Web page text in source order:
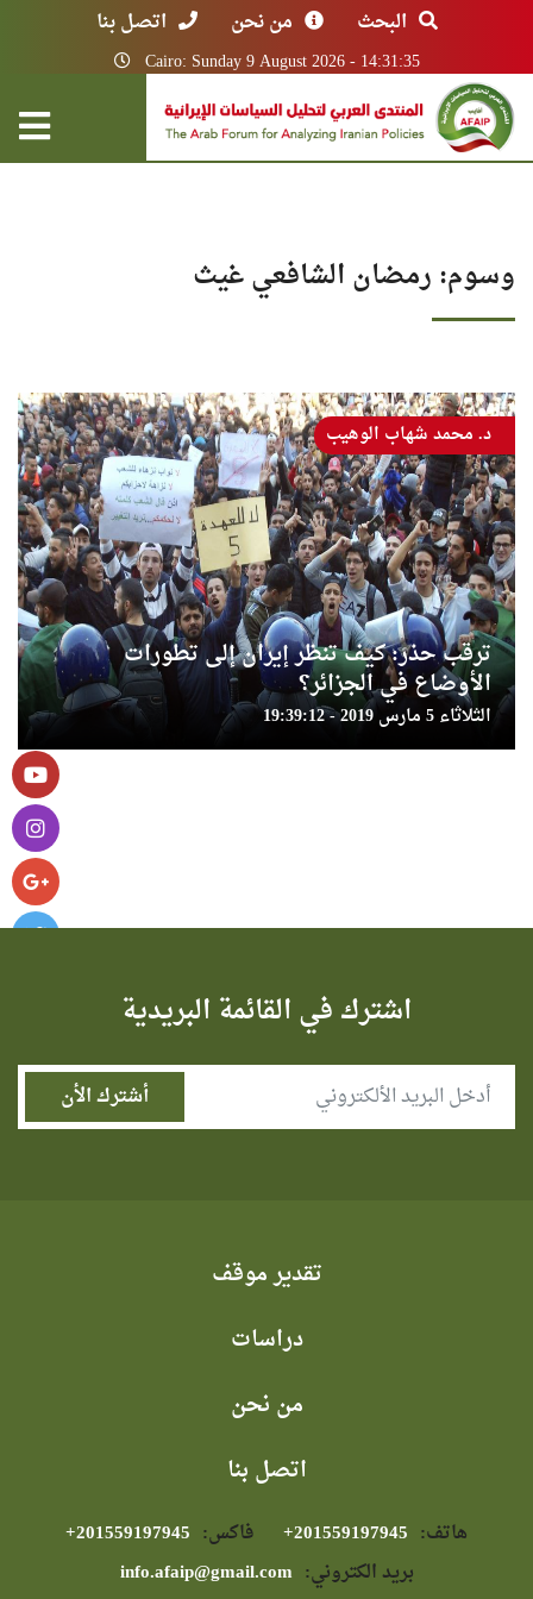
البحث من نحن اتصل بنا
Cairo: Sunday 9 August 2026 - 14:31:35
وسوم: رمضان الشافعي غيث
ترقب حذر: كيف تنظر إيران إلى تطورات
الأوضاع في الجزائر؟
الثلاثاء 5 مارس 2019 - 19:39:12
د. محمد شهاب الوهيب
اشترك في القائمة البريدية
تقدير موقف
دراسات
من نحن
اتصل بنا
هاتف: فاكس:
بريد الكتروني: info.afaip@gmail.com